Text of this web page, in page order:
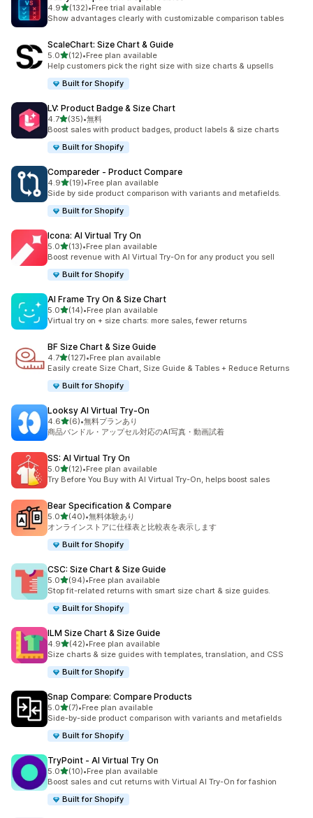
4.95つ星中
(132)
合計レビュー数：132件
•Free trial available
Show advantages clearly with customizable comparison tables
ScaleChart: Size Chart & Guide
5.05つ星中
(12)
合計レビュー数：12件
•Free plan available
Help customers pick the right size with size charts & upsells
Built for Shopify
LV: Product Badge & Size Chart
4.75つ星中
(35)
合計レビュー数：35件
•無料
Boost sales with product badges, product labels & size charts
Built for Shopify
Compareder ‑ Product Compare
4.95つ星中
(19)
合計レビュー数：19件
•Free plan available
Side by side product comparison with variants and metafields.
Built for Shopify
Icona: AI Virtual Try On
5.05つ星中
(13)
合計レビュー数：13件
•Free plan available
Boost revenue with AI Virtual Try-On for any product you sell
Built for Shopify
AI Frame Try On & Size Chart
5.05つ星中
(14)
合計レビュー数：14件
•Free plan available
Virtual try on + size charts: more sales, fewer returns
BF Size Chart & Size Guide
4.75つ星中
(127)
合計レビュー数：127件
•Free plan available
Easily create Size Chart, Size Guide & Tables + Reduce Returns
Built for Shopify
Looksy AI Virtual Try‑On
4.65つ星中
(6)
合計レビュー数：6件
•無料プランあり
商品バンドル・アップセル対応のAI写真・動画試着
SS: AI Virtual Try On
5.05つ星中
(12)
合計レビュー数：12件
•Free plan available
Try Before You Buy with AI Virtual Try-On, helps boost sales
Bear Specification & Compare
5.05つ星中
(40)
合計レビュー数：40件
•無料体験あり
オンラインストアに仕様表と比較表を表示します
Built for Shopify
CSC: Size Chart & Size Guide
5.05つ星中
(94)
合計レビュー数：94件
•Free plan available
Stop fit-related returns with smart size chart & size guides.
Built for Shopify
ILM Size Chart & Size Guide
4.95つ星中
(42)
合計レビュー数：42件
•Free plan available
Size charts & size guides with templates, translation, and CSS
Built for Shopify
Snap Compare: Compare Products
5.05つ星中
(7)
合計レビュー数：7件
•Free plan available
Side-by-side product comparison with variants and metafields
Built for Shopify
TryPoint ‑ AI Virtual Try On
5.05つ星中
(10)
合計レビュー数：10件
•Free plan available
Boost sales and cut returns with Virtual AI Try-On for fashion
Built for Shopify